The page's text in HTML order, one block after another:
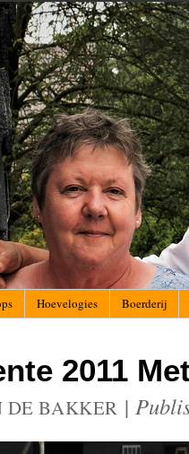
Hoevelogies Boerderij
2011
DE BAKKER |